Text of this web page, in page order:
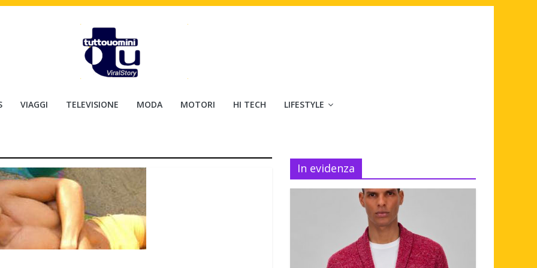
VIAGGI TELEVISIONE MODA MOTORI HI TECH LIFESTYLE
In evidenza